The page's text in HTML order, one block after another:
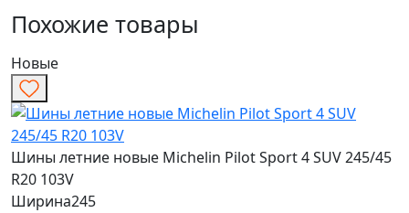
Похожие товары
Новые
Шины летние новые Michelin Pilot Sport 4 SUV 245/45
R20 103V
Ширина245